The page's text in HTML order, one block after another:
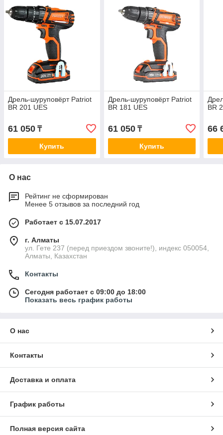
Дрель-шуруповёрт Patriot
BR 201 UES
61 050 ₸
Купить
Дрель-шуруповёрт Patriot
BR 181 UES
61 050₸
Купить
BR
66
О нас
Рейтинг не сформирован
Менее 5 отзывов за последний год
Работает с 15.07.2017
г. Алматы
ул. Гете 237 (перед приездом звоните!), индекс 050054,
Алматы, Казахстан
Контакты
Сегодня работает с 09:00 до 18:00
Показать весь график работы
О нас
Контакты
Доставка и оплата
График работы
Полная версия сайта